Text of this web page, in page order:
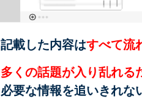
記載した内容はすべて流
多くの話題が入り乱れる
必要な情報を追いきれな